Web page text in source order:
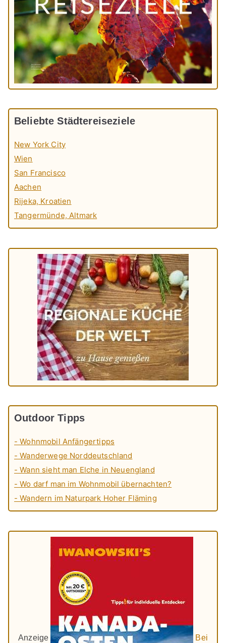
Beliebte Städtereiseziele
New York City
Wien
San Francisco
Aachen
Rijeka, Kroatien
Tangermünde, Altmark
Outdoor Tipps
- Wohnmobil Anfängertipps
- Wanderwege Norddeutschland
- Wann sieht man Elche in Neuengland
- Wo darf man im Wohnmobil übernachten?
- Wandern im Naturpark Hoher Fläming
Anzeige Bei